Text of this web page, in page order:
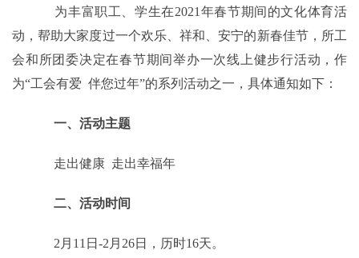
为丰富职工、学生在2021 年春节期间的文化体育活
动，帮助大家度过一个欢乐、祥和、安宁的新春佳节，所工
会和所团委决定在春节期间举办一次线上健步行活动，作
为“工会有爱 伴您过年”的系列活动之一， 具体通知如下：
一、活动主题
走出健康 走出幸福年
二、活动时间
2 月 11 日 -2 月 26日，历时16天。